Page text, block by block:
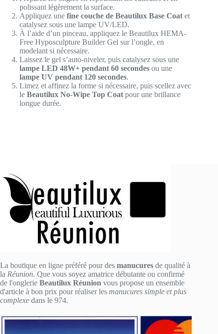
polissant légèrement la surface.
Appliquez une fine couche de Beautilux Base Coat et
catalysez sous une lampe UV/LED.
À l’aide d’un pinceau, appliquez le Beautilux HEMA-
Free Hyposculpture Builder Gel sur l’ongle, en
modelant si nécessaire.
Laissez le gel s’auto-niveler, puis catalysez sous une
lampe LED 48W+ pendant 60 secondes ou une
lampe UV pendant 120 secondes.
Limez et affinez la forme si nécessaire, puis scellez avec
le Beautilux No-Wipe Top Coat pour une brillance
longue durée.
La boutique en ligne préféré pour des manucures de qualité à
la Réunion. Que vous soyez amatrice débutante ou confirmé
de l'onglerie Beautilux Réunion vous propose un ensemble
d'article à bon prix pour réaliser les manucures simple et plus
complexe dans le 974.